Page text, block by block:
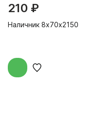
210 ₽
Наличник 8х70х2150